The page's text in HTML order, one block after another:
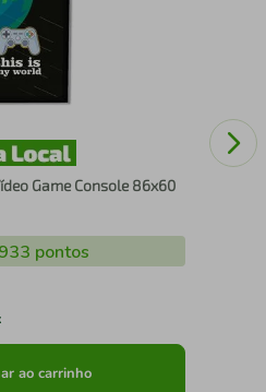
Game Console 86x60
pontos
ao carrinho